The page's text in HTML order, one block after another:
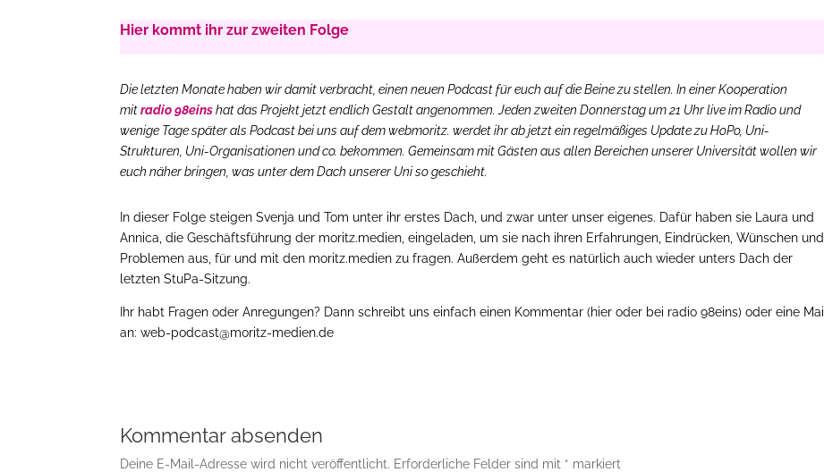
Hier kommt ihr zur zweiten Folge
Die letzten Monate haben wir damit verbracht, einen neuen Podcast für euch auf die Beine zu stellen. In einer Kooperation
mitradio 98einshat das Projekt jetzt endlich Gestalt angenommen. Jeden zweiten Donnerstag um 21 Uhr live im Radio und
wenige Tage später als Podcast bei uns auf dem webmoritz. werdet ihr ab jetzt ein regelmäßiges Update zu HoPo, Uni-
Strukturen, Uni-Organisationen und co. bekommen. Gemeinsam mit Gästen aus allen Bereichen unserer Universität wollen wir
euch näher bringen, was unter dem Dach unserer Uni so geschieht.
In dieser Folge steigen Svenja und Tom unter ihr erstes Dach, und zwar unter unser eigenes. Dafür haben sie Laura und
Annica, die Geschäftsführung der moritz.medien, eingeladen, um sie nach ihren Erfahrungen, Eindrücken, Wünschen und
Problemen aus, für und mit den moritz.medien zu fragen. Außerdem geht es natürlich auch wieder unters Dach der
letzten StuPa-Sitzung.
Ihr habt Fragen oder Anregungen? Dann schreibt uns einfach einen Kommentar (hier oder bei radio 98eins) oder eine Mail
an: web-podcast@moritz-medien.de
Kommentar absenden
Deine E-Mail-Adresse wird nicht veröffentlicht. Erforderliche Felder sind mit * markiert